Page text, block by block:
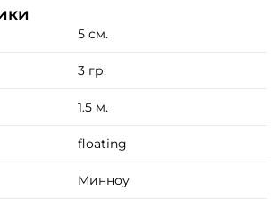
леску, позволяя приманке
течению. Повторять подмотку и
до победного конца! Даже в местах,
5 см.
3 гр.
1.5 м.
floating
Минноу